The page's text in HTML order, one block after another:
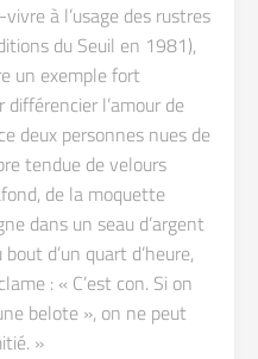
à l’usage des rustres
du Seuil en 1981),
un exemple fort
l’amour de
deux personnes nues de
tendue de velours
de la moquette
dans un seau d’argent
d’un quart d’heure,
: « C’est con. Si on
belote », on ne peut
»